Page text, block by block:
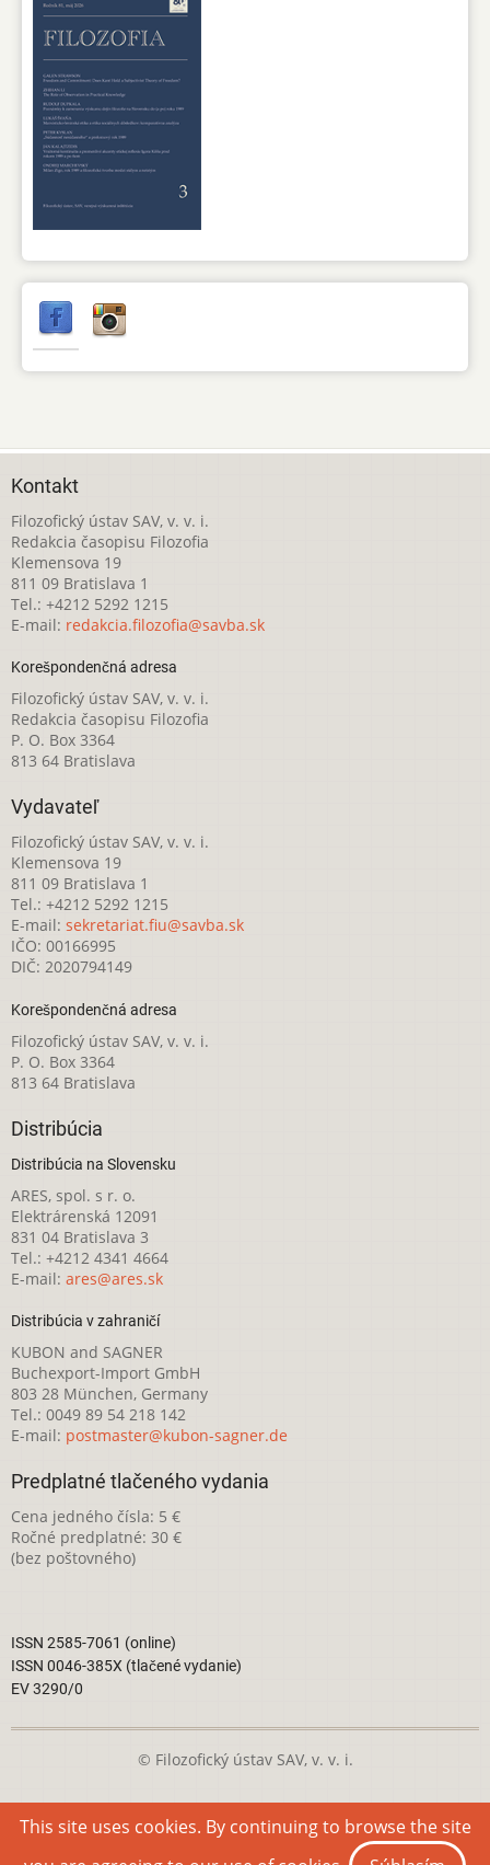
Kontakt
Filozofický ústav SAV, v. v. i.
Redakcia časopisu Filozofia
Klemensova 19
811 09 Bratislava 1
Tel.: +4212 5292 1215
E-mail: redakcia.filozofia@savba.sk
Korešpondenčná adresa
Filozofický ústav SAV, v. v. i.
Redakcia časopisu Filozofia
P. O. Box 3364
813 64 Bratislava
Vydavateľ
Filozofický ústav SAV, v. v. i.
Klemensova 19
811 09 Bratislava 1
Tel.: +4212 5292 1215
E-mail: sekretariat.fiu@savba.sk
IČO: 00166995
DIČ: 2020794149
Korešpondenčná adresa
Filozofický ústav SAV, v. v. i.
P. O. Box 3364
813 64 Bratislava
Distribúcia
Distribúcia na Slovensku
ARES, spol. s r. o.
Elektrárenská 12091
831 04 Bratislava 3
Tel.: +4212 4341 4664
E-mail: ares@ares.sk
Distribúcia v zahraničí
KUBON and SAGNER
Buchexport-Import GmbH
803 28 München, Germany
Tel.: 0049 89 54 218 142
E-mail: postmaster@kubon-sagner.de
Predplatné tlačeného vydania
Cena jedného čísla: 5 €
Ročné predplatné: 30 €
(bez poštovného)
ISSN 2585-7061 (online)
ISSN 0046-385X (tlačené vydanie)
EV 3290/0
© Filozofický ústav SAV, v. v. i.
Táto webová stránka je licencovaná podCreative Commons
Attribution-NonCommercial 4.0 International License
This site uses cookies. By continuing to browse the site